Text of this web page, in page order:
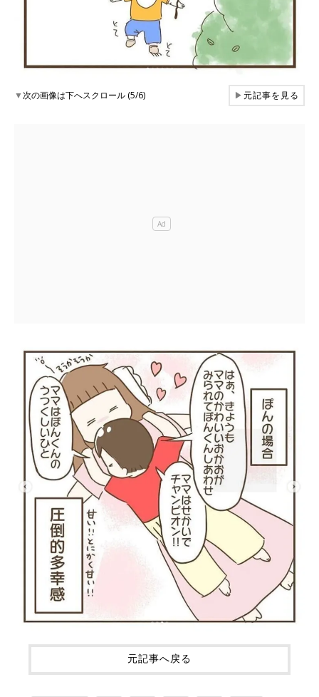
▼次の画像は下へスクロール (5/6) ▶元記事を見る
元記事へ戻る